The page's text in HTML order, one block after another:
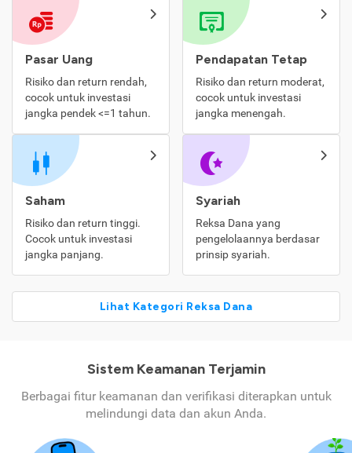
Pasar Uang
Risiko dan return rendah,
cocok untuk investasi
jangka pendek <=1 tahun.
Pendapatan Tetap
Risiko dan return moderat,
cocok untuk investasi
jangka menengah.
Saham
Risiko dan return tinggi.
Cocok untuk investasi
jangka panjang.
Syariah
Reksa Dana yang
pengelolaannya berdasar
prinsip syariah.
Lihat Kategori Reksa Dana
Sistem Keamanan Terjamin
Berbagai fitur keamanan dan verifikasi diterapkan untuk
melindungi data dan akun Anda.